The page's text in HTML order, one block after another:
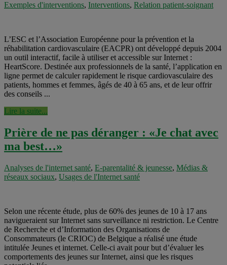
Exemples d'interventions, Interventions, Relation patient-soignant
L’ESC et l’Association Européenne pour la prévention et la
réhabilitation cardiovasculaire (EACPR) ont développé depuis 2004
un outil interactif, facile à utiliser et accessible sur Internet :
HeartScore. Destinée aux professionnels de la santé, l’application en
ligne permet de calculer rapidement le risque cardiovasculaire des
patients, hommes et femmes, âgés de 40 à 65 ans, et de leur offrir
des conseils ...
Lire la suite...
Prière de ne pas déranger : «Je chat avec
ma best…»
Analyses de l'internet santé, E-parentalité & jeunesse, Médias &
réseaux sociaux, Usages de l'Internet santé
Selon une récente étude, plus de 60% des jeunes de 10 à 17 ans
navigueraient sur Internet sans surveillance ni restriction. Le Centre
de Recherche et d’Information des Organisations de
Consommateurs (le CRIOC) de Belgique a réalisé une étude
intitulée Jeunes et internet. Celle-ci avait pour but d’évaluer les
comportements des jeunes sur Internet, ainsi que les risques